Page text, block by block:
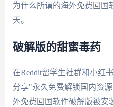
为什么所谓的海外免费回国
天。
破解版的甜蜜毒药
在Reddit留学生社群和小红
分享"永久免费解锁国内资
外免费回国软件破解版被安